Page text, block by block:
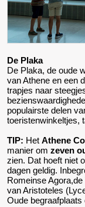
De Plaka
De Plaka, de oude
van Athene en een
trapjes naar
populairste delen
toeristenwinkeltjes,
TIP: Het Athene
manier om zeven
zien. Dat hoeft niet
dagen geldig.
Romeinse
van Aristoteles
Oude